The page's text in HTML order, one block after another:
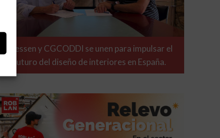
Niessen y CGCODDI se unen para impulsar el
futuro del diseño de interiores en España.